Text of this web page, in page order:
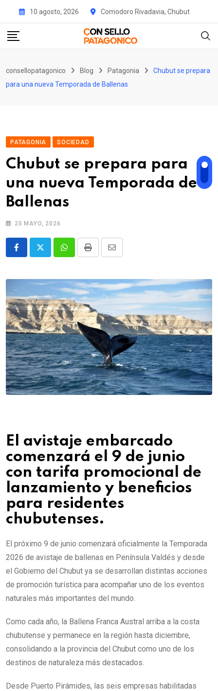
content
10 agosto, 2026 Comodoro Rivadavia, Chubut
consellopatagonico Blog Patagonia
Chubut se prepara
para una nueva Temporada de Ballenas
PATAGONIA SOCIEDAD
Chubut se prepara para
una nueva Temporada de
Ballenas
25 MAYO, 2026
WhatsappPrint
Share
Email
El avistaje embarcado
comenzará el 9 de junio
con tarifa promocional de
lanzamiento y beneficios
para residentes
chubutenses.
El próximo 9 de junio comenzará oficialmente la Temporada
2026 de avistaje de ballenas en Península Valdés y desde
el Gobierno del Chubut ya se desarrollan distintas acciones
de promoción turística para acompañar uno de los eventos
naturales más importantes del mundo.
Como cada año, la Ballena Franca Austral arriba a la costa
chubutense y permanece en la región hasta diciembre,
consolidando a la provincia del Chubut como uno de los
destinos de naturaleza más destacados.
Desde Puerto Pirámides, las seis empresas habilitadas